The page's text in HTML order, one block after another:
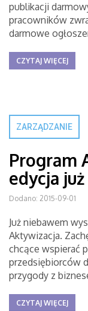
publikacji
pracowników
darmowe
CZYTAJ WIĘCEJ
ZARZĄDZANIE
Program
edycja
Dodano: 2015-09-01
Już niebawem
Aktywizacja.
chcące wspierać
przedsiębiorców
przygody z
CZYTAJ WIĘCEJ